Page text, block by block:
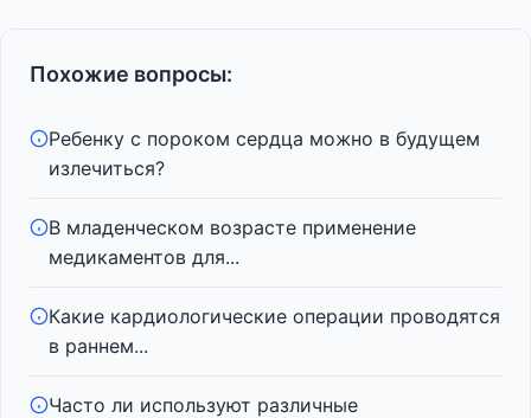
Похожие вопросы:
Ребенку с пороком сердца можно в будущем
излечиться?
В младенческом возрасте применение
медикаментов для...
Какие кардиологические операции проводятся
в раннем...
Часто ли используют различные